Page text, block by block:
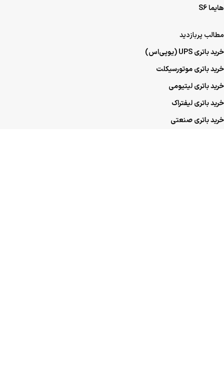
هایما S6
مطالب پربازدید
خرید باتری UPS (یو‌پی‌اس)
خرید باتری موتورسیکلت
خرید باتری لیتیومی
خرید باتری لیفتراک
خرید باتری صنعتی